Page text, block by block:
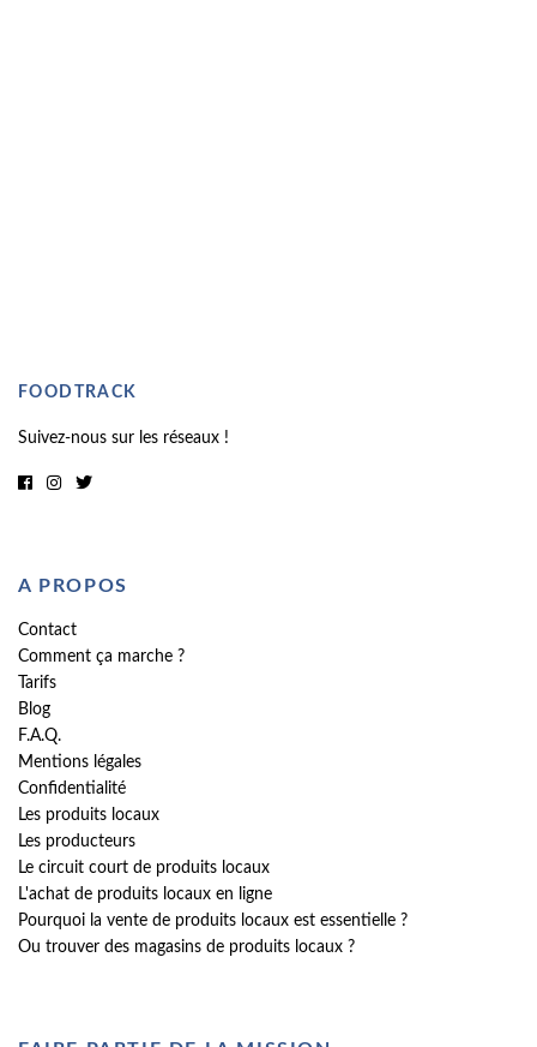
FOODTRACK
Suivez-nous sur les réseaux !
A PROPOS
Contact
Comment ça marche ?
Tarifs
Blog
F.A.Q.
Mentions légales
Confidentialité
Les produits locaux
Les producteurs
Le circuit court de produits locaux
L'achat de produits locaux en ligne
Pourquoi la vente de produits locaux est essentielle ?
Ou trouver des magasins de produits locaux ?